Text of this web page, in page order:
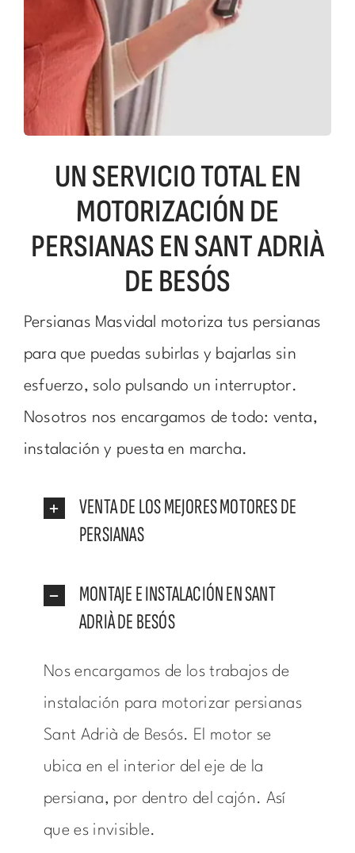
UN SERVICIO TOTAL EN
MOTORIZACIÓN DE
PERSIANAS EN SANT ADRIÀ
DE BESÓS
Persianas Masvidal motoriza tus persianas
para que puedas subirlas y bajarlas sin
esfuerzo, solo pulsando un interruptor.
Nosotros nos encargamos de todo: venta,
instalación y puesta en marcha.
VENTA DE LOS MEJORES MOTORES DE
PERSIANAS
MONTAJE E INSTALACIÓN EN SANT
ADRIÀ DE BESÓS
Nos encargamos de los trabajos de
instalación para motorizar persianas
Sant Adrià de Besós. El motor se
ubica en el interior del eje de la
persiana, por dentro del cajón. Así
que es invisible.